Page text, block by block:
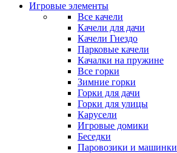
Игровые элементы
Все качели
Качели для дачи
Качели Гнездо
Парковые качели
Качалки на пружине
Все горки
Зимние горки
Горки для дачи
Горки для улицы
Карусели
Игровые домики
Беседки
Паровозики и машинки